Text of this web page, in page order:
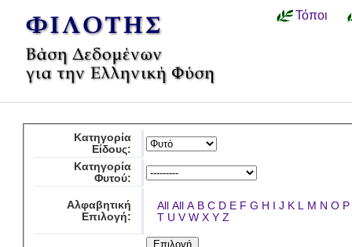
Τόποι
Κατηγορία
Είδους:
Κατηγορία
Φυτού:
Αλφαβητική
Επιλογή:
All All A B C D E F G H I J K L M N O P
T U V W X Y Z